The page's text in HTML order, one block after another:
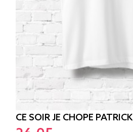
CE SOIR JE CHOPE PATRICK